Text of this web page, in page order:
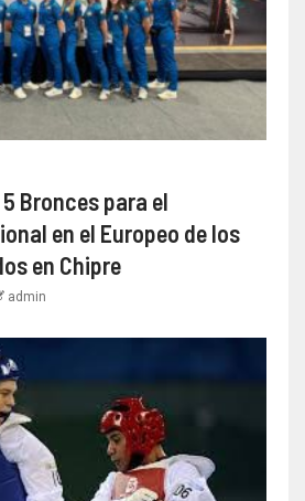
Bronces para el
en el Europeo de los
en Chipre
admin